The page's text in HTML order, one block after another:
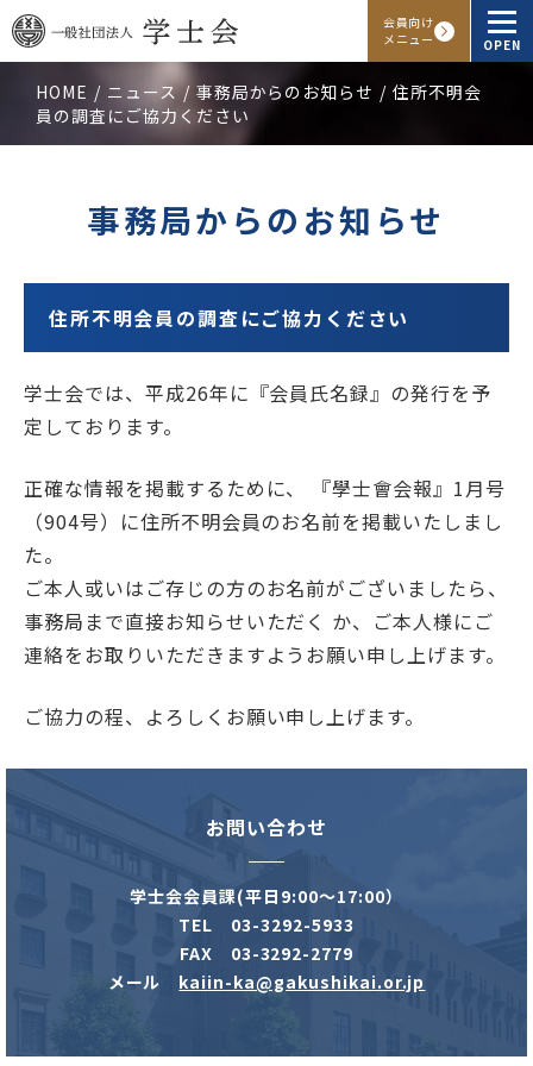
会員向け
メニュー
OPEN
学士会概要
会員向けサービス
アクセス よくある質問 お問い合わせ
FacebookInstagramLINE
背景色変更
HOME ニュース 事務局からのお知らせ
住所不明会
員の調査にご協力ください
事務局からのお知らせ
住所不明会員の調査にご協力ください
学士会では、平成26年に『会員氏名録』の発行を予
定しております。
正確な情報を掲載するために、 『學士會会報』1月号
（904号）に住所不明会員のお名前を掲載いたしまし
た。
ご本人或いはご存じの方のお名前がございましたら、
事務局まで直接お知らせいただく か、ご本人様にご
連絡をお取りいただきますようお願い申し上げます。
ご協力の程、よろしくお願い申し上げます。
お問い合わせ
学士会会員課(平日9:00～17:00）
TEL 03-3292-5933
FAX 03-3292-2779
メール kaiin-ka@gakushikai.or.jp